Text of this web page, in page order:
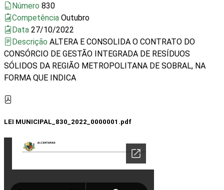
Número 830
Competência Outubro
Data 27/10/2022
Descrição ALTERA E CONSOLIDA O CONTRATO DO
CONSÓRCIO DE GESTÃO INTEGRADA DE RESÍDUOS
SÓLIDOS DA REGIÃO METROPOLITANA DE SOBRAL, NA
FORMA QUE INDICA
LEI MUNICIPAL_830_2022_0000001.pdf